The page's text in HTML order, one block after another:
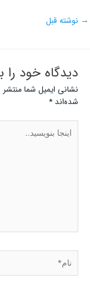
→ نوشته قبل
دیدگاه‌ خود را
نشانی ایمیل شما
شده‌اند*
بنویسید..